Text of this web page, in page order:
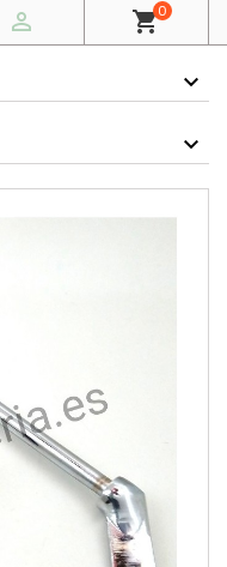
 shopping_cart0